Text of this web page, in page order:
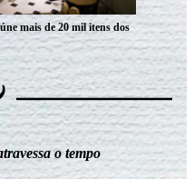
mais de 20 mil itens dos
o tempo